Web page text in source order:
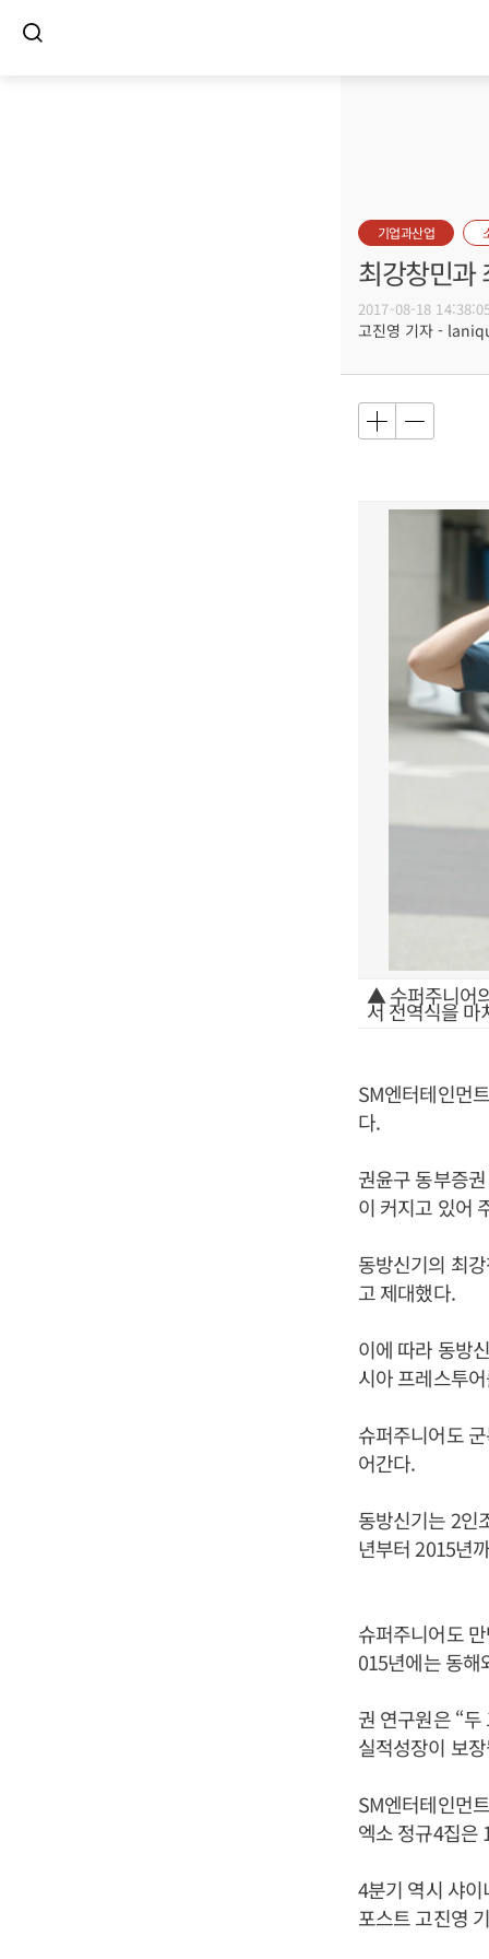
기업과산업
최강창민과
2017-08-18
고진영 기자 -
▲ 수퍼주니어
서 전역식을 마
SM엔터테인먼
다.
권윤구 동부증
이 커지고 있어
동방신기의 최
고 제대했다.
이에 따라 동방
시아 프레스투
슈퍼주니어도
어간다.
동방신기는 2인
년부터 2015년
슈퍼주니어도
015년에는 동해
권 연구원은 “
실적성장이 보
SM엔터테인먼
엑소 정규4집은
4분기 역시 샤
포스트 고진영